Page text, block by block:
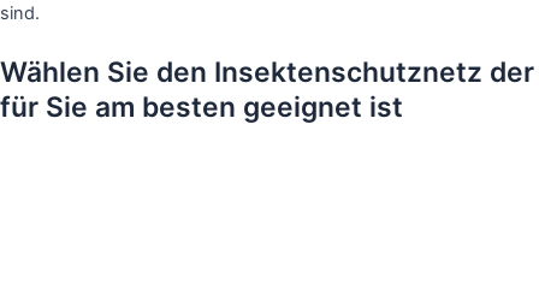
sind.
Wählen Sie den Insektenschutznetz der
für Sie am besten geeignet ist